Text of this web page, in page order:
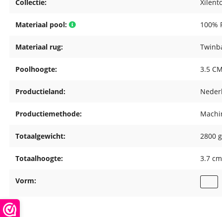
Collectie:
Materiaal pool: 100%
Materiaal rug:
Poolhoogte: 3.5
Productieland:
Productiemethode:
Totaalgewicht: 2800
Totaalhoogte: 3.7 cm
Vorm: